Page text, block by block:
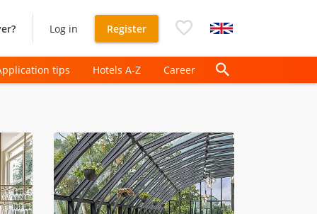
Log in Register
tips Hotels A-Z Career